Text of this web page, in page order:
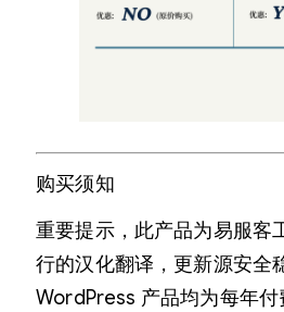
购买须知
重要提示，此产品为易服客
行的汉化翻译，更新源安全
WordPress 产品均为每年